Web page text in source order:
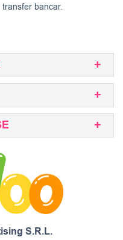
bancar.
S.R.L.